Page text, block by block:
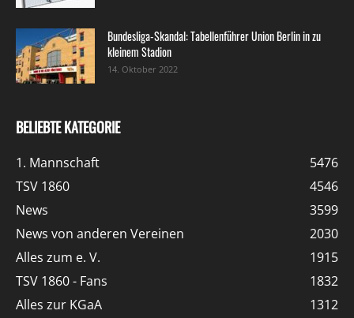
Bundesliga-Skandal: Tabellenführer Union Berlin in zu
kleinem Stadion
14. Oktober 2022
BELIEBTE KATEGORIE
1. Mannschaft
5476
TSV 1860
4546
News
3599
News von anderen Vereinen
2030
Alles zum e. V.
1915
TSV 1860 - Fans
1832
Alles zur KGaA
1312